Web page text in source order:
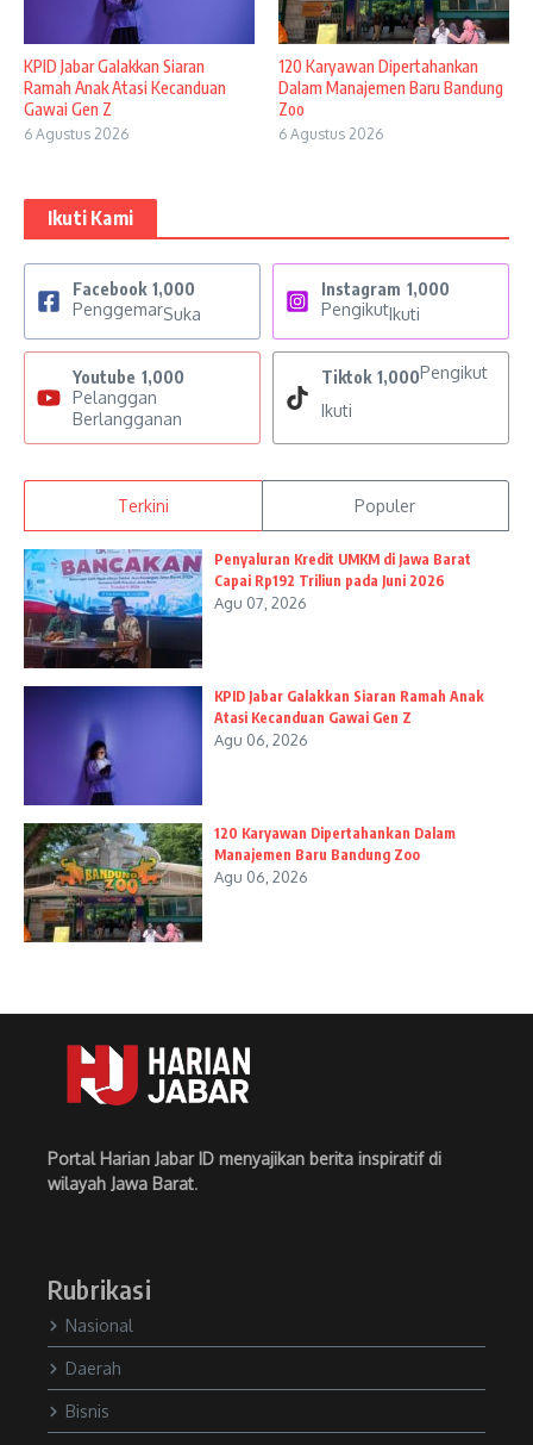
KPID Jabar Galakkan Siaran
Ramah Anak Atasi Kecanduan
Gawai Gen Z
6 Agustus 2026
120 Karyawan Dipertahankan
Dalam Manajemen Baru Bandung
Zoo
6 Agustus 2026
Ikuti Kami
Facebook 1,000
PenggemarSuka
Instagram 1,000
PengikutIkuti
Youtube 1,000
Pelanggan
Berlangganan
Tiktok 1,000Pengikut
Ikuti
Terkini Populer
Penyaluran Kredit UMKM di Jawa Barat
Capai Rp192 Triliun pada Juni 2026
Agu 07, 2026
KPID Jabar Galakkan Siaran Ramah Anak
Atasi Kecanduan Gawai Gen Z
Agu 06, 2026
120 Karyawan Dipertahankan Dalam
Manajemen Baru Bandung Zoo
Agu 06, 2026
Portal Harian Jabar ID menyajikan berita inspiratif di
wilayah Jawa Barat.
Rubrikasi
Nasional
Daerah
Bisnis